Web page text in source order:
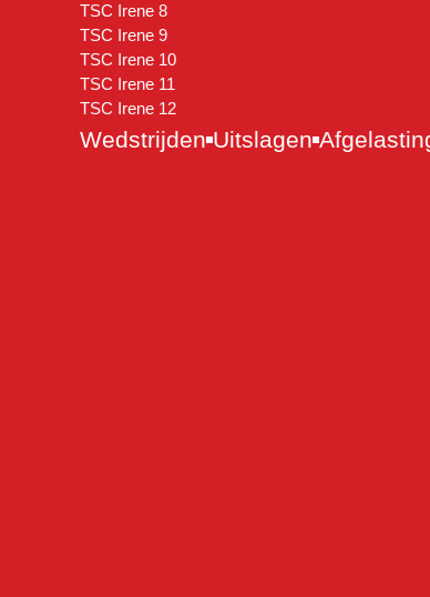
TSC Irene 8
TSC Irene 9
TSC Irene 10
TSC Irene 11
TSC Irene 12
Wedstrijden Uitslagen